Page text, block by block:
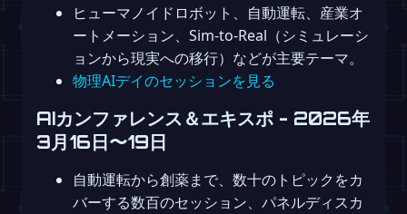
ヒューマノイドロボット、自動運転、産業オ
ートメーション、Sim-to-Real（シミュレーシ
ョンから現実への移行）などが主要テーマ。
物理AIデイのセッションを見る
AIカンファレンス＆エキスポ - 2026年
3月16日〜19日
自動運転から創薬まで、数十のトピックをカ
バーする数百のセッション、パネルディスカ